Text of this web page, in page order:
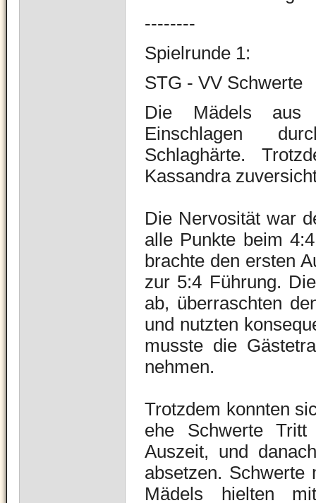
--------
Spielrunde 1:
STG - VV Schwerte
Die Mädels aus
Einschlagen
Schlaghärte.
Kassandra
Die Nervosität war
alle Punkte beim
brachte den ersten
zur 5:4 Führung.
ab, überraschten
und nutzten
musste die
nehmen.
Trotzdem konnten
ehe Schwerte
Auszeit, und
absetzen.
Mädels hielten